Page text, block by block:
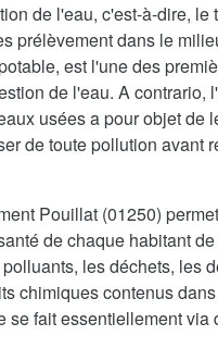
de l'eau, c'est-à-dire, le
prélèvement dans le
est l'une des
de l'eau. A contrario,
usées a pour objet de
de toute pollution avant
Pouillat (01250)
de chaque habitant
les déchets, les
chimiques contenus
se fait essentiellement via